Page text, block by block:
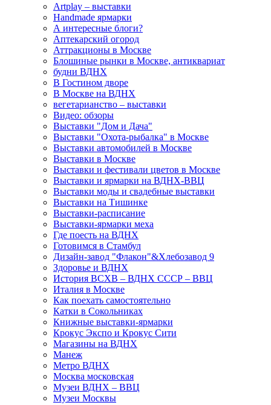
Artplay – выставки
Handmade ярмарки
А интересные блоги?
Аптекарский огород
Аттракционы в Москве
Блошиные рынки в Москве, антиквариат
будни ВДНХ
В Гостином дворе
В Москве на ВДНХ
вегетарианство – выставки
Видео: обзоры
Выставки "Дом и Дача"
Выставки "Охота-рыбалка" в Москве
Выставки автомобилей в Москве
Выставки в Москве
Выставки и фестивали цветов в Москве
Выставки и ярмарки на ВДНХ-ВВЦ
Выставки моды и свадебные выставки
Выставки на Тишинке
Выставки-расписание
Выставки-ярмарки меха
Где поесть на ВДНХ
Готовимся в Стамбул
Дизайн-завод "Флакон"&Хлебозавод 9
Здоровье и ВДНХ
История ВСХВ – ВДНХ СССР – ВВЦ
Италия в Москве
Как поехать самостоятельно
Катки в Сокольниках
Книжные выставки-ярмарки
Крокус Экспо и Крокус Сити
Магазины на ВДНХ
Манеж
Метро ВДНХ
Москва московская
Музеи ВДНХ – ВВЦ
Музеи Москвы